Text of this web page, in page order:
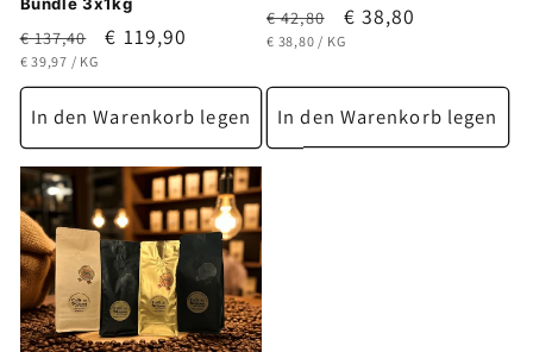
Normaler
Preis
€ 137,40 Verkaufspreis
€ 119,90
GRUNDPREIS
€ 39,97 / PRO
KG
In den Warenkorb legen
Normaler
Preis
€ 42,80 Verkaufspreis
€ 38,80
GRUNDPREIS
€ 38,80 / PRO
KG
In den Warenkorb legen